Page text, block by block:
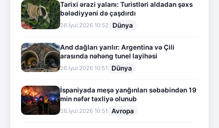
Tarixi ərazi yalanı: Turistləri aldadan şəxs
bələdiyyəni də çaşdırdı
26.İyul.2026 10:52 Dünya
And dağları yarılır: Argentina və Çili
arasında nəhəng tunel layihəsi
26.İyul.2026 10:51 Dünya
İspaniyada meşə yanğınları səbəbindən 19
min nəfər təxliyə olunub
26.İyul.2026 10:51 Avropa